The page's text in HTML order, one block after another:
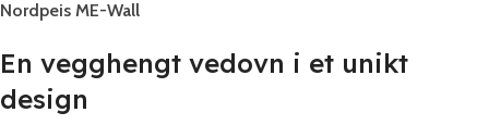
Nordpeis ME-Wall
En vegghengt vedovn i et unikt
design